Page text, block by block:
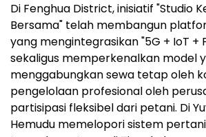
Di Fenghua District, inisiatif "Studio
Bersama" telah membangun
yang mengintegrasikan "5G + IoT +
sekaligus memperkenalkan model
menggabungkan sewa tetap oleh
pengelolaan profesional oleh
partisipasi fleksibel dari petani. Di
Hemudu memelopori sistem